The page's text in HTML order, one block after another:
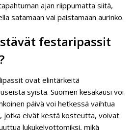
ajan riippumatta siitä,
satamaan vai paistamaan aurinko.
festaripassit
ovat elintärkeitä
syistä. Suomen kesäkausi voi
päivä voi hetkessä vaihtua
jotka eivät kestä kosteutta, voivat
lukukelvottomiksi, mikä